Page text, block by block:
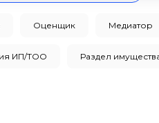
Оценщик Медиатор
ИП/ТОО Раздел